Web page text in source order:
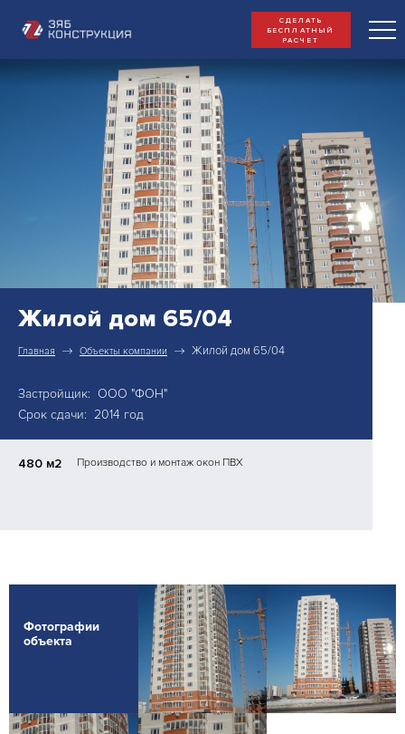
СДЕЛАТЬ
БЕСПЛАТНЫЙ
РАСЧЕТ
Жилой дом 65/04
Главная Объекты компании Жилой дом 65/04
Застройщик: ООО "ФОН"
Срок сдачи: 2014 год
480 м2 Производство и монтаж окон ПВХ
Фотографии
объекта